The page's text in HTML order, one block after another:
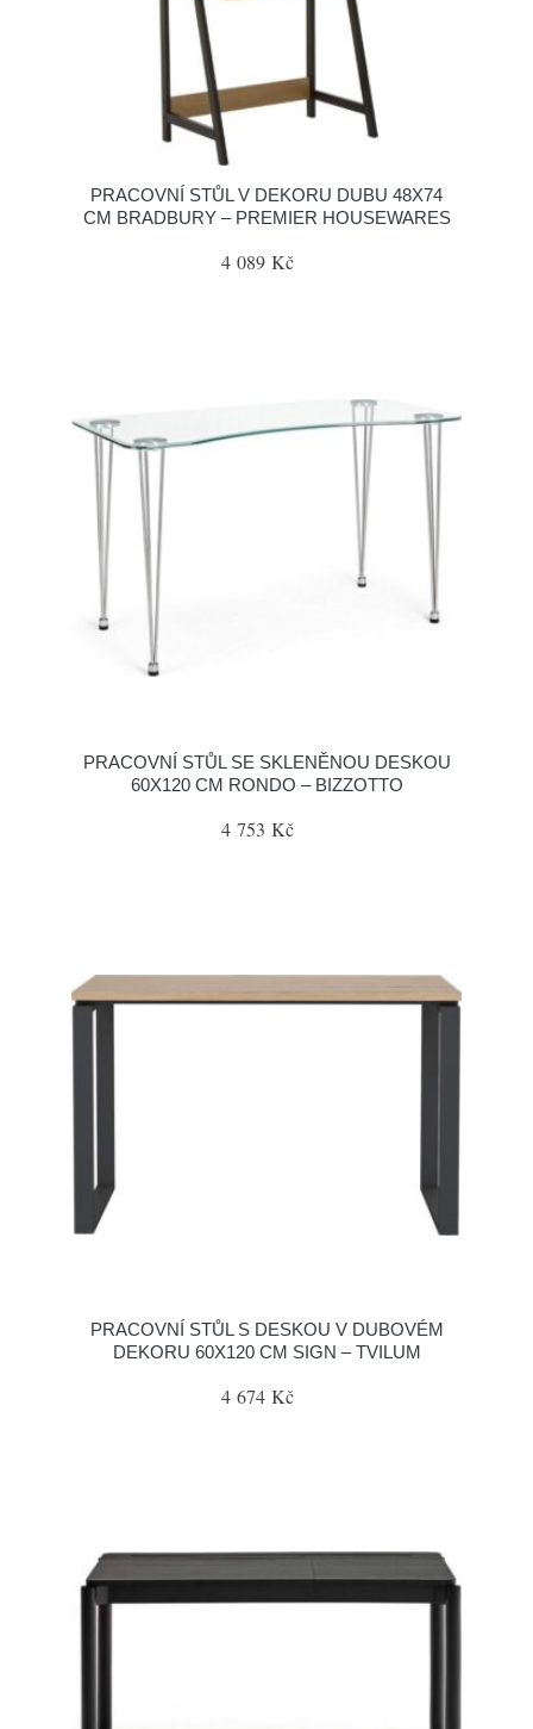
PRACOVNÍ STŮL V DEKORU DUBU 48X74
CM BRADBURY – PREMIER HOUSEWARES
4 089 Kč
PRACOVNÍ STŮL SE SKLENĚNOU DESKOU
60X120 CM RONDO – BIZZOTTO
4 753 Kč
PRACOVNÍ STŮL S DESKOU V DUBOVÉM
DEKORU 60X120 CM SIGN – TVILUM
4 674 Kč